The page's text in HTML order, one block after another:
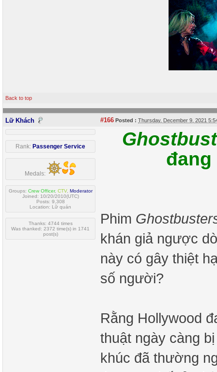
Back to top
Lữ Khách #166 Posted : Thursday, December 9, 2021
Rank: Passenger Service
Medals:
Groups: Crew Officer, CTV, Moderator
Joined: 10/20/2010(UTC)
Posts: 9,308
Location: Lữ quán
Thanks: 4744 times
Was thanked: 2372 time(s) in 1741
post(s)
Phim
khán giả ngược
này có gây thiệt
số người?
Rằng Hollywood
thuật ngày càng
khúc đã thường